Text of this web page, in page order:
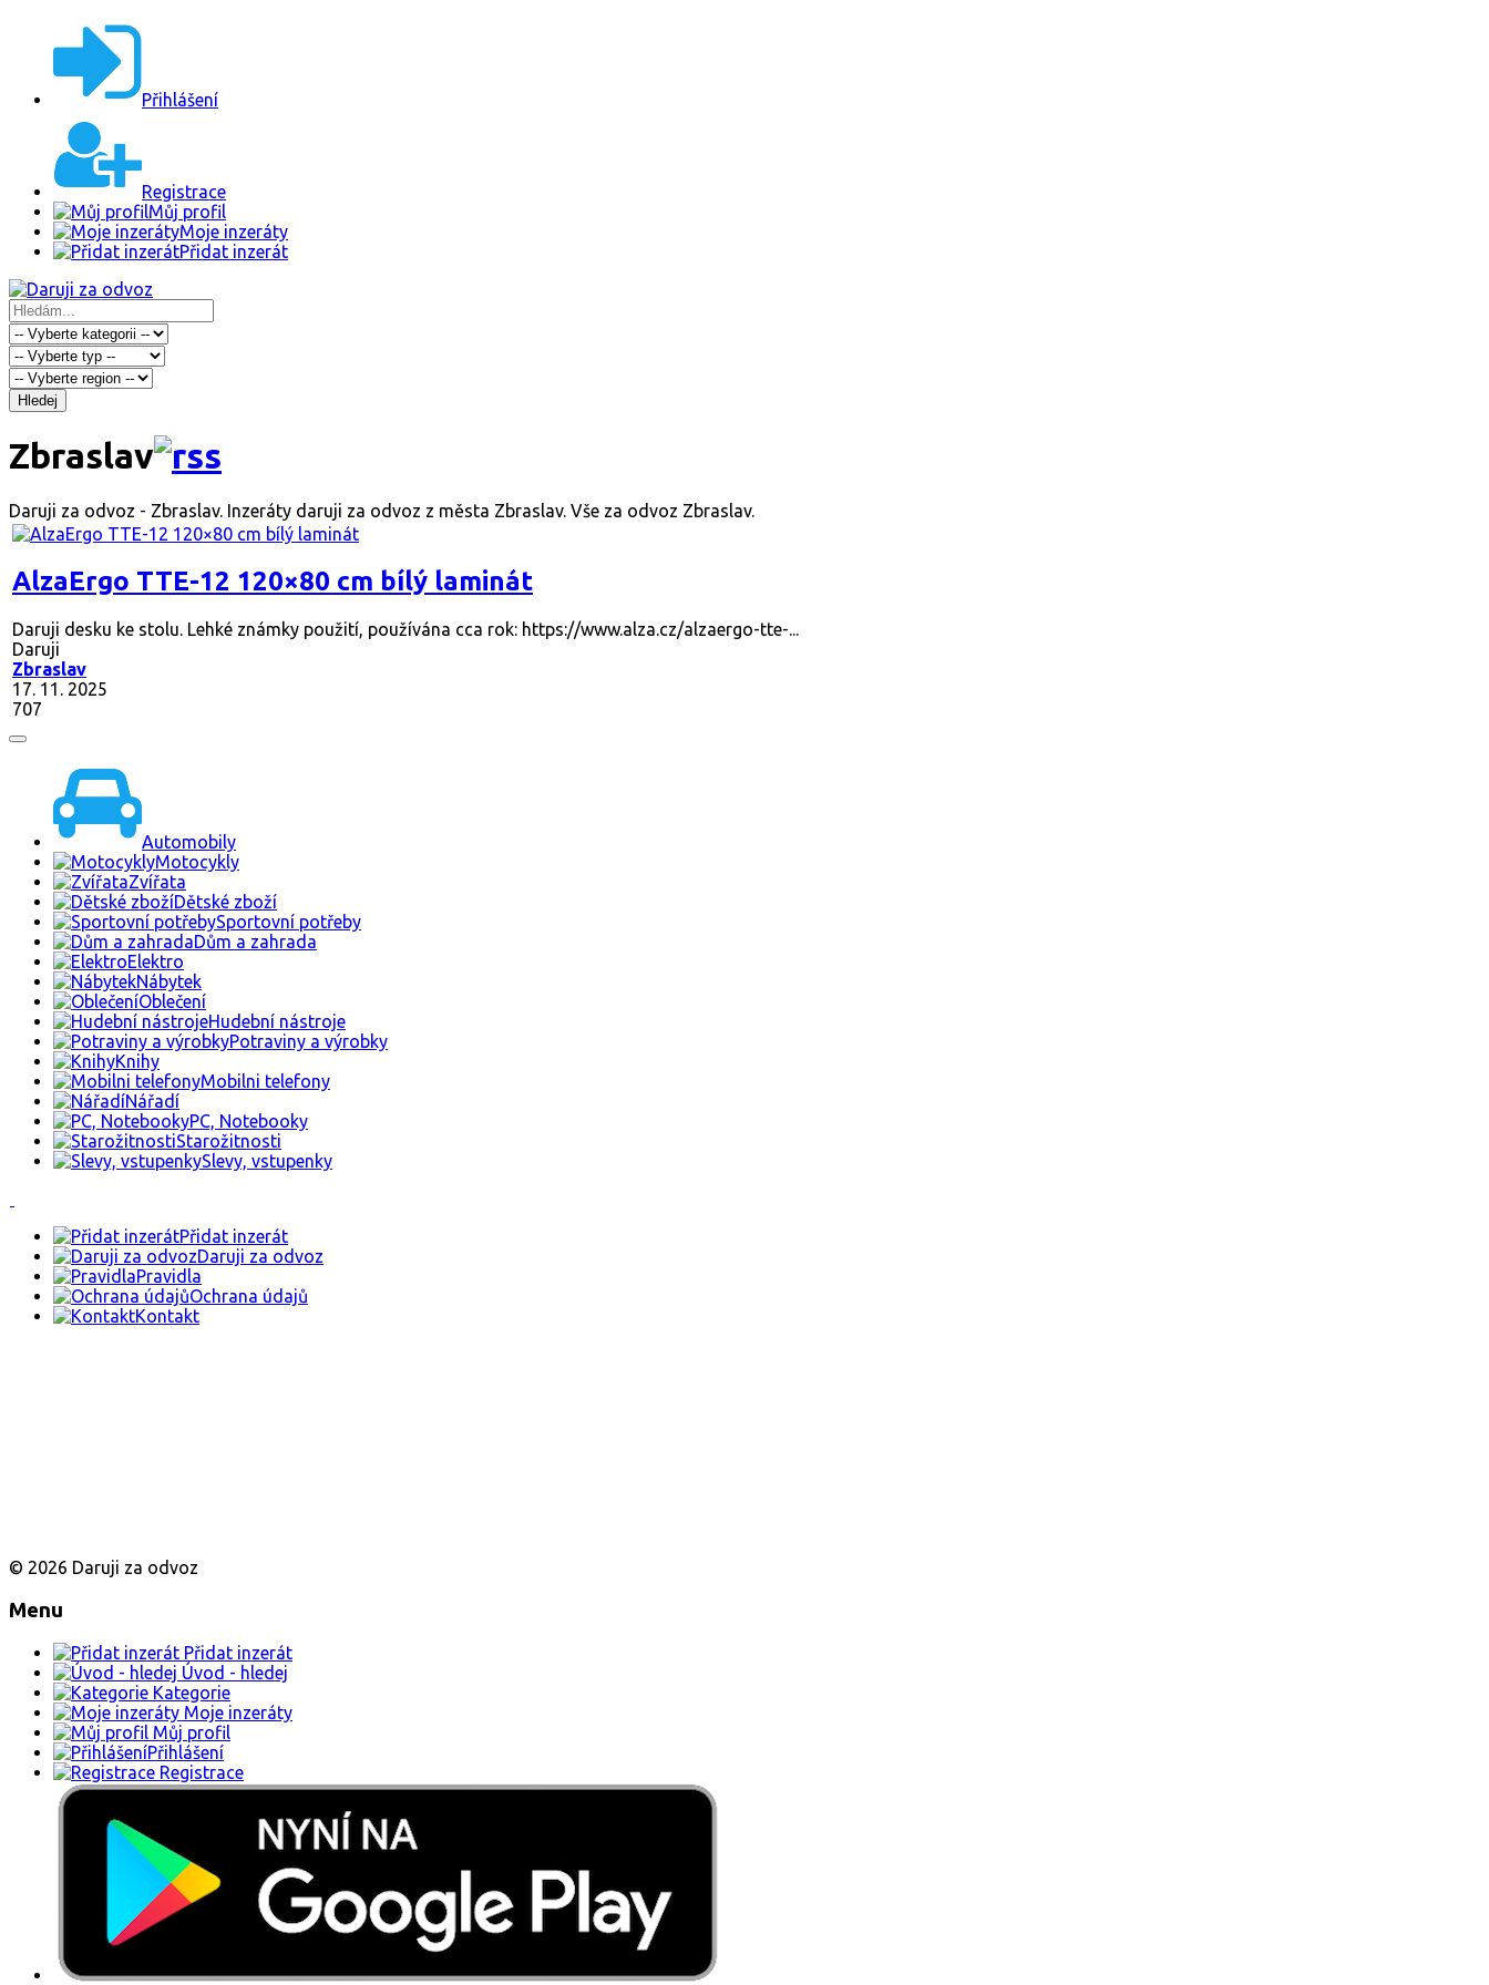
Přihlášení
Registrace
Můj profil
Moje inzeráty
Přidat inzerát
Hledej
Zbraslav
Daruji za odvoz - Zbraslav. Inzeráty daruji za odvoz z města Zbraslav. Vše za odvoz Zbraslav.
AlzaErgo TTE-12 120×80 cm bílý laminát
Daruji desku ke stolu. Lehké známky použití, používána cca rok: https://www.alza.cz/alzaergo-tte-...
Daruji
Zbraslav
17. 11. 2025
707
Automobily
Motocykly
Zvířata
Dětské zboží
Sportovní potřeby
Dům a zahrada
Elektro
Nábytek
Oblečení
Hudební nástroje
Potraviny a výrobky
Knihy
Mobilni telefony
Nářadí
PC, Notebooky
Starožitnosti
Slevy, vstupenky
Přidat inzerát
Daruji za odvoz
Pravidla
Ochrana údajů
Kontakt
© 2026 Daruji za odvoz
Menu
Přidat inzerát
Úvod - hledej
Kategorie
Moje inzeráty
Můj profil
Přihlášení
Registrace